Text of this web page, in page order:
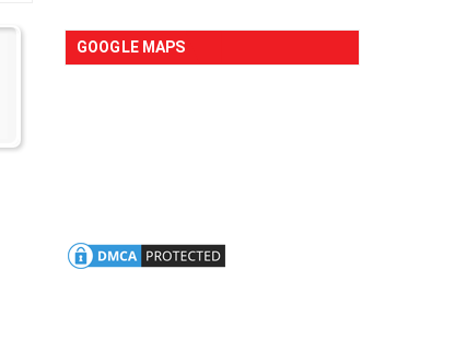
GOOGLE MAPS